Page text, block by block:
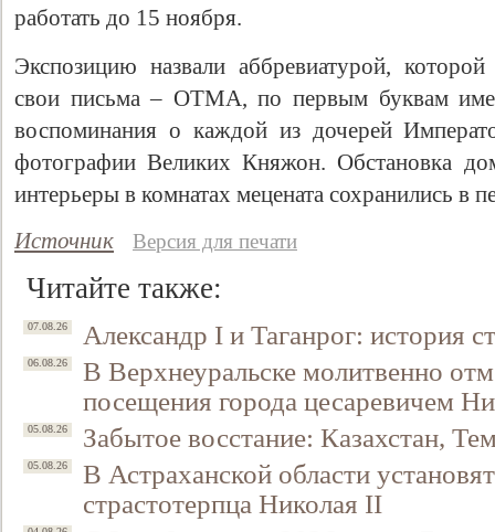
работать до 15 ноября.
Экспозицию назвали аббревиатурой,
свои письма – ОТМА, по первым буквам
воспоминания о каждой из дочерей
фотографии Великих Княжон. Обстановка
интерьеры в комнатах мецената сохранились в
Источник
Версия для печати
Читайте также:
07.08.26 Александр I и Таганрог: история
06.08.26
В Верхнеуральске молитвенно
посещения города цесаревичем
05.08.26 Забытое восстание: Казахстан,
05.08.26
В Астраханской области
страстотерпца Николая II